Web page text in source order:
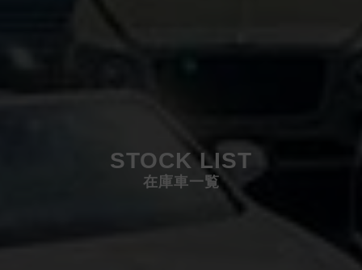
STOCK LIST
在庫車一覧